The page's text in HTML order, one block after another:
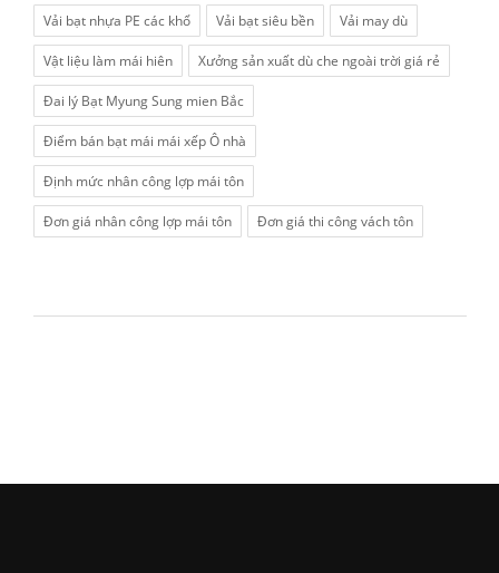
Vải bạt nhựa PE các khổ Vải bạt siêu bền Vải may dù
Vật liệu làm mái hiên Xưởng sản xuất dù che ngoài trời giá rẻ
Đai lý Bạt Myung Sung mien Bắc
Điểm bán bạt mái mái xếp Ô nhà
Định mức nhân công lợp mái tôn
Đơn giá nhân công lợp mái tôn Đơn giá thi công vách tôn